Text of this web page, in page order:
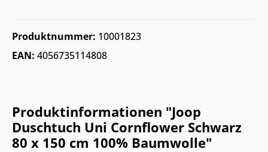
Produktnummer: 10001823
EAN: 4056735114808
Produktinformationen "Joop
Duschtuch Uni Cornflower Schwarz
80 x 150 cm 100% Baumwolle"